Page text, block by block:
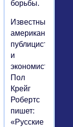
борьбы.
Известный
американский
публицист
и
экономист
Пол
Крейг
Робертс
пишет:
«Русские